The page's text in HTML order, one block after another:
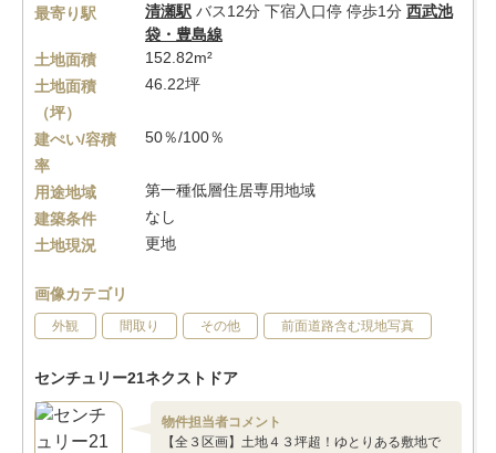
最寄り駅
清瀬駅 バス12分 下宿入口停 停歩1分 西武池
袋・豊島線
土地面積
152.82m²
土地面積
（坪）
46.22坪
建ぺい/容積
率
50％/100％
用途地域
第一種低層住居専用地域
建築条件
なし
土地現況
更地
画像カテゴリ
外観 間取り その他 前面道路含む現地写真
センチュリー21ネクストドア
物件担当者コメント
【全３区画】土地４３坪超！ゆとりある敷地で